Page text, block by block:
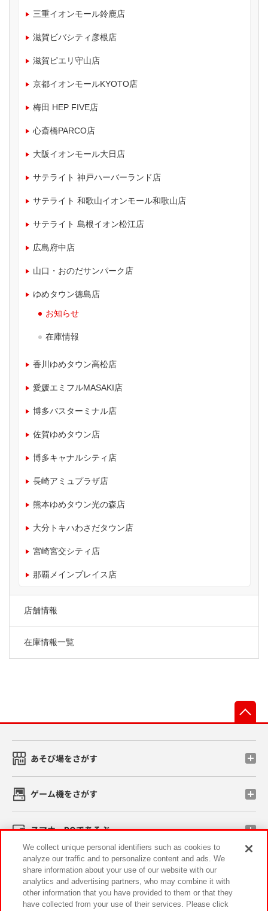
三重イオンモール鈴鹿店
滋賀ビバシティ彦根店
滋賀ピエリ守山店
京都イオンモールKYOTO店
梅田 HEP FIVE店
心斎橋PARCO店
大阪イオンモール大日店
サテライト 神戸ハーバーランド店
サテライト 和歌山イオンモール和歌山店
サテライト 島根イオン松江店
広島府中店
山口・おのだサンパーク店
ゆめタウン徳島店
お知らせ
在庫情報
香川ゆめタウン高松店
愛媛エミフルMASAKI店
博多バスターミナル店
佐賀ゆめタウン店
博多キャナルシティ店
長崎アミュプラザ店
熊本ゆめタウン光の森店
大分トキハわさだタウン店
宮崎宮交シティ店
那覇メインプレイス店
店舗情報
在庫情報一覧
あそび場をさがす
ゲーム機をさがす
スマホ・PCであそぶ
イベント・キャンペーン
We collect unique personal identifiers such as cookies to
analyze our traffic and to personalize content and ads. We
share information about your use of our website with our
analytics and advertising partners, who may combine it with
other information that you have provided to them or that they
have collected from your use of their services. Please click